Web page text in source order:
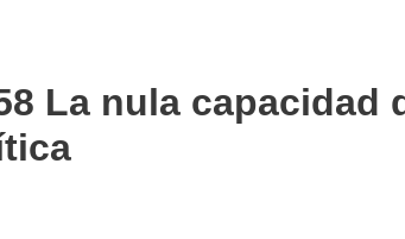
La nula capacidad